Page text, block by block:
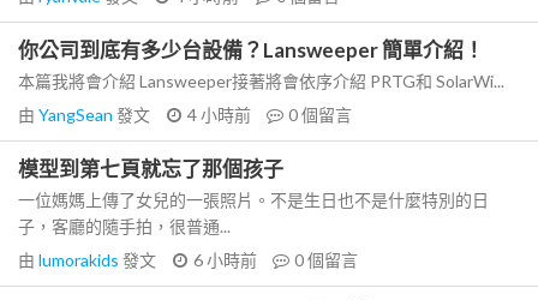
你公司到底有多少台設備？Lansweeper 簡單介紹！
本篇我將會介紹 Lansweeper接著將會依序介紹 PRTG和 SolarWi...
由 YangSean 發文 4 小時前 0個留言
模型到第七頁就忘了那個孩子
一位媽媽上傳了女兒的一張照片。不是生日也不是什麼特別的日
子，客廳的隨手拍，很普通...
由 lumorakids 發文 6 小時前 0個留言